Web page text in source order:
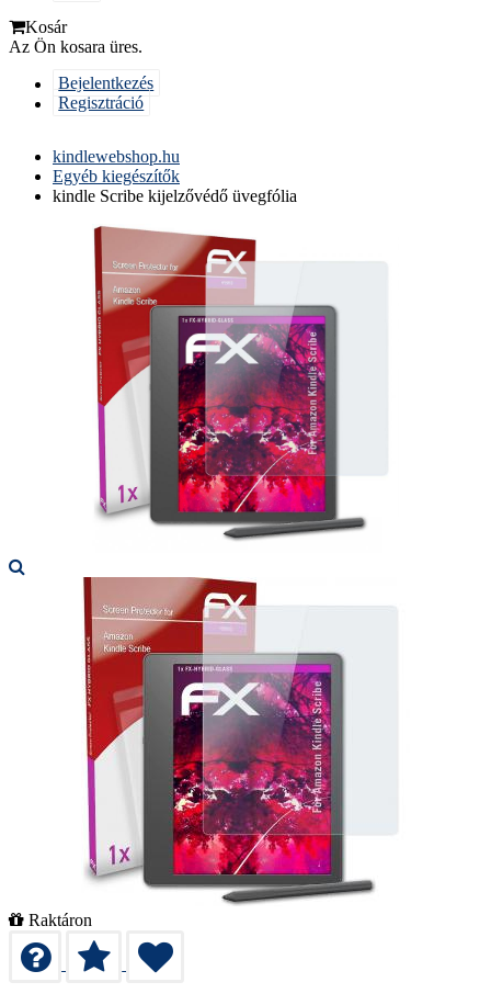
Kosár
Az Ön kosara üres.
Bejelentkezés
Regisztráció
kindlewebshop.hu
Egyéb kiegészítők
kindle Scribe kijelzővédő üvegfólia
Raktáron